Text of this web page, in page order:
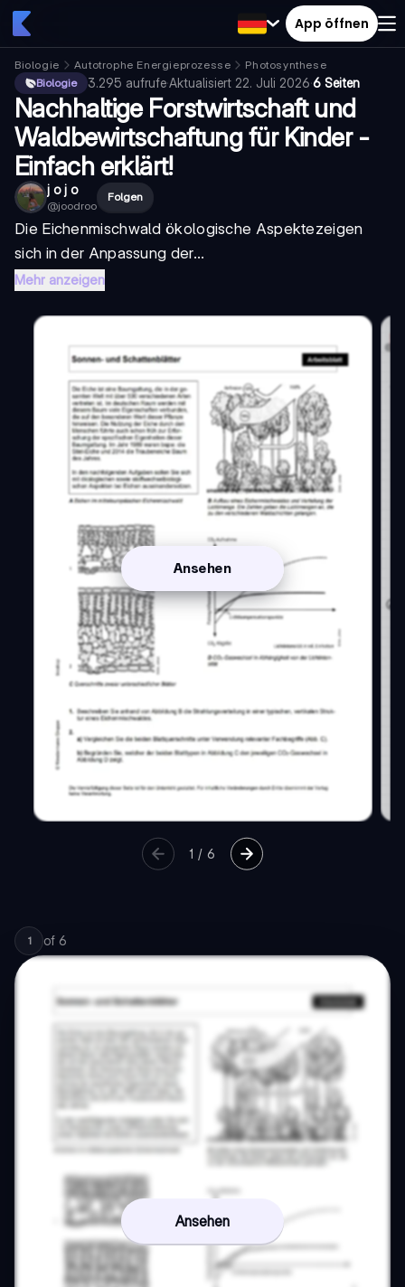
App öffnen
Biologie Autotrophe Energieprozesse
Photosynthese
Biologie
3.295 aufrufe·Aktualisiert 22. Juli 2026·6 Seiten
Nachhaltige Forstwirtschaft und
Waldbewirtschaftung für Kinder -
Einfach erklärt!
j o j o
@joodroo
Folgen
Die Eichenmischwald ökologische Aspektezeigen
sich in der Anpassung der...
Mehr anzeigen
Ansehen
1 /6
1 of 6
Ansehen